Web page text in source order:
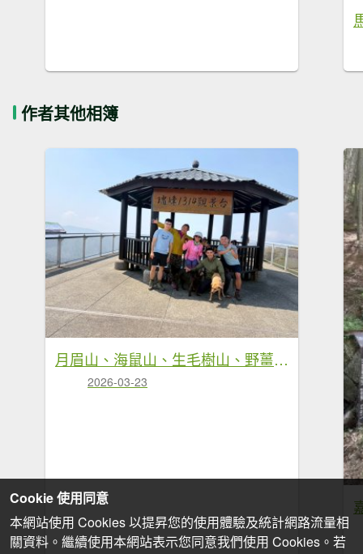
作者其他相簿
月眉山、海鼠山、生毛樹山、野薑花步道、進學古道
2026-03-23
Cookie 使用同意
本網站使用 Cookies 以提昇您的使用體驗及統計網路流量相
關資料。繼續使用本網站表示您同意我們使用 Cookies。若